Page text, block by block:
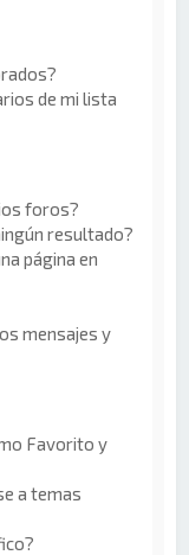
de mi lista
foros?
resultado?
página en
mensajes y
Favorito y
a temas